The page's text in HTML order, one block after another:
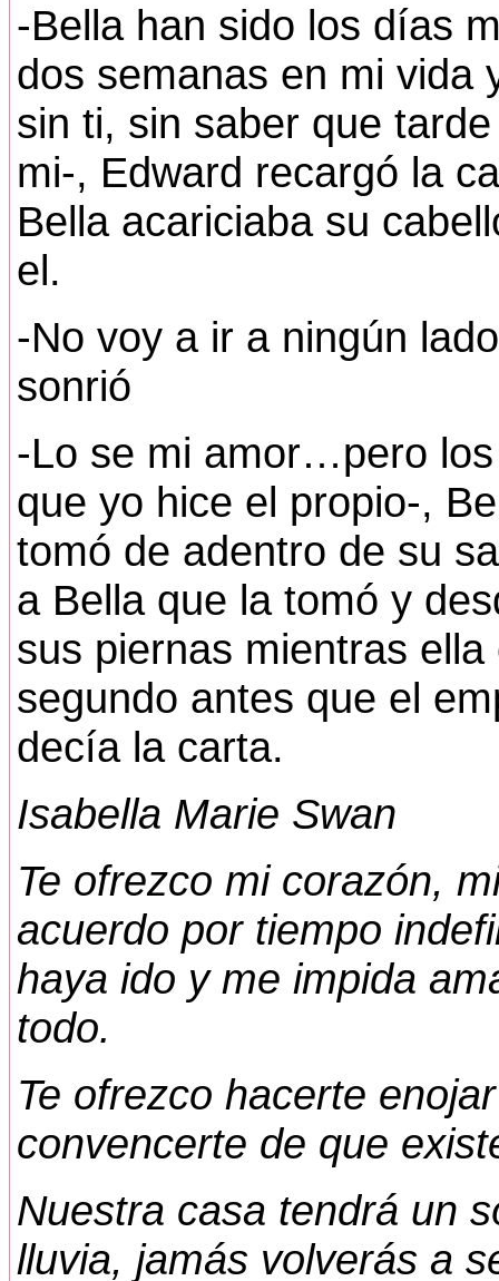
-Bella han sido los días
dos semanas en mi vida
sin ti, sin saber que
mi-, Edward recargó la
Bella acariciaba su
el.
-No voy a ir a ningún
sonrió
-Lo se mi amor…pero
que yo hice el propio-,
tomó de adentro de su
a Bella que la tomó y
sus piernas mientras
segundo antes que el
decía la carta.
Isabella Marie Swan
Te ofrezco mi corazón,
acuerdo por tiempo
haya ido y me impida
todo.
Te ofrezco hacerte
convencerte de que
Nuestra casa tendrá un
lluvia, jamás volverás a